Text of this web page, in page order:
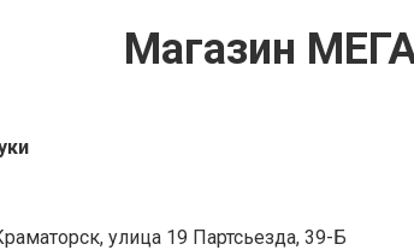
Магазин
улица 19 Партсьезда, 39-Б